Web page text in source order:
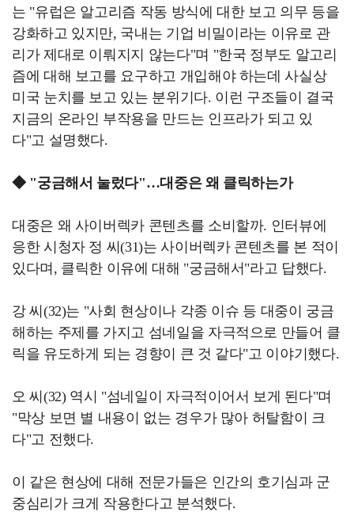
는 "유럽은 알고리즘 작동 방식에 대한 보고 의무 등을
강화하고 있지만, 국내는 기업 비밀이라는 이유로 관
리가 제대로 이뤄지지 않는다"며 "한국 정부도 알고리
즘에 대해 보고를 요구하고 개입해야 하는데 사실상
미국 눈치를 보고 있는 분위기다. 이런 구조들이 결국
지금의 온라인 부작용을 만드는 인프라가 되고 있
다"고 설명했다.
◆ "궁금해서 눌렀다"…대중은 왜 클릭하는가
대중은 왜 사이버렉카 콘텐츠를 소비할까. 인터뷰에
응한 시청자 정 씨(31)는 사이버렉카 콘텐츠를 본 적이
있다며, 클릭한 이유에 대해 "궁금해서"라고 답했다.
강 씨(32)는 "사회 현상이나 각종 이슈 등 대중이 궁금
해하는 주제를 가지고 섬네일을 자극적으로 만들어 클
릭을 유도하게 되는 경향이 큰 것 같다"고 이야기했다.
오 씨(32) 역시 "섬네일이 자극적이어서 보게 된다"며
"막상 보면 별 내용이 없는 경우가 많아 허탈함이 크
다"고 전했다.
이 같은 현상에 대해 전문가들은 인간의 호기심과 군
중심리가 크게 작용한다고 분석했다.